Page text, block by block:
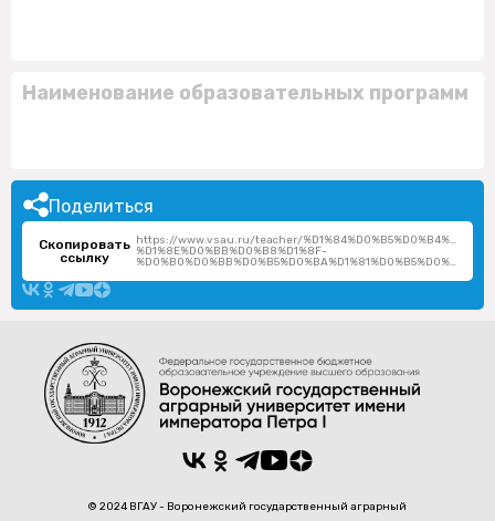
Наименование образовательных программ
Поделиться
Скопировать
ссылку
https://www.vsau.ru/teacher/
%D1%8E%D0%BB%D0%B8%D1%8F-
%D0%B0%D0%BB%D0%B5%D0%BA%D1%81%D0%B5%D0%B5%D0%B2%D0%BD%D0%B0/
© 2024 ВГАУ - Воронежский государственный аграрный